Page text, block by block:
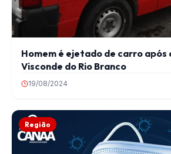
Homem é ejetado de carro após
Visconde do Rio Branco
19/08/2024
Região